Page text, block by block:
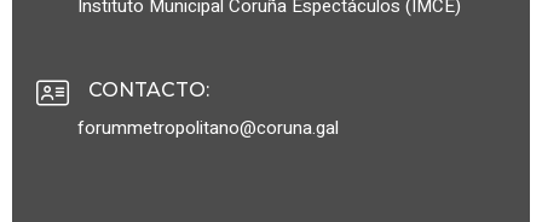
Instituto Municipal Coruña Espectáculos (IMCE)
CONTACTO:
forummetropolitano@coruna.gal